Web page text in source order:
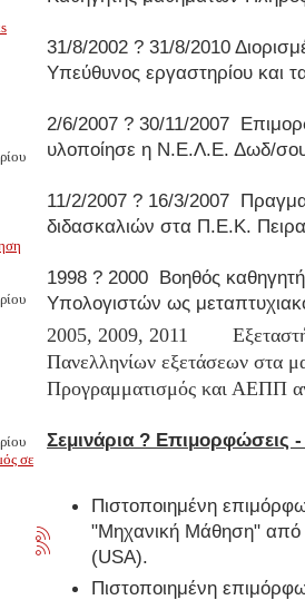
σε
31/8/2002 ? 31/8/2010
Υπεύθυνος εργαστηρίου και
2/6/2007 ? 30/11/2007
υλοποίησε η Ν.Ε.Λ.Ε. Δωδ/
11/2/2007 ? 16/3/2007
διδασκαλιών στα Π.Ε.Κ.
1998 ? 2000 Βοηθός
Υπολογιστών ως
2005, 2009, 2011 Εξεταστής
Πανελληνίων εξετάσεων στα
Προγραμματισμός και ΑΕΠΠ
Σεμινάρια ? Επιμορφώσεις -
Πιστοποιημένη
"Μηχανική Μάθηση" από
(USA).
Πιστοποιημένη